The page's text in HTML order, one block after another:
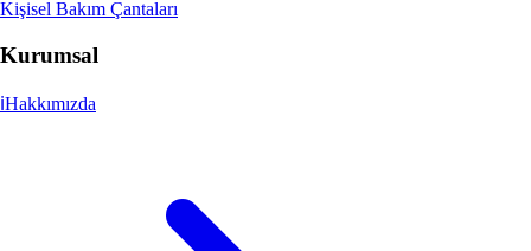
Kişisel Bakım Çantaları
Kurumsal
ℹ️Hakkımızda